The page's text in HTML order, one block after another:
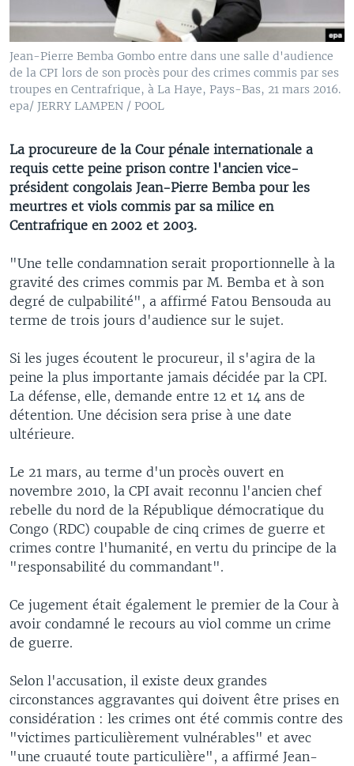
Jean-Pierre Bemba Gombo entre dans une salle d'audience
de la CPI lors de son procès pour des crimes commis par ses
troupes en Centrafrique, à La Haye, Pays-Bas, 21 mars 2016.
epa/ JERRY LAMPEN / POOL
La procureure de la Cour pénale internationale a
requis cette peine prison contre l'ancien vice-
président congolais Jean-Pierre Bemba pour les
meurtres et viols commis par sa milice en
Centrafrique en 2002 et 2003.
"Une telle condamnation serait proportionnelle à la
gravité des crimes commis par M. Bemba et à son
degré de culpabilité", a affirmé Fatou Bensouda au
terme de trois jours d'audience sur le sujet.
Si les juges écoutent le procureur, il s'agira de la
peine la plus importante jamais décidée par la CPI.
La défense, elle, demande entre 12 et 14 ans de
détention. Une décision sera prise à une date
ultérieure.
Le 21 mars, au terme d'un procès ouvert en
novembre 2010, la CPI avait reconnu l'ancien chef
rebelle du nord de la République démocratique du
Congo (RDC) coupable de cinq crimes de guerre et
crimes contre l'humanité, en vertu du principe de la
"responsabilité du commandant".
Ce jugement était également le premier de la Cour à
avoir condamné le recours au viol comme un crime
de guerre.
Selon l'accusation, il existe deux grandes
circonstances aggravantes qui doivent être prises en
considération : les crimes ont été commis contre des
"victimes particulièrement vulnérables" et avec
"une cruauté toute particulière", a affirmé Jean-